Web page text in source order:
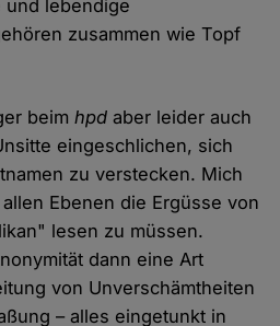
und lebendige
zusammen wie Topf
beimhpd aber leider auch
eingeschlichen, sich
zu verstecken. Mich
Ebenen die Ergüsse von
lesen zu müssen.
dann eine Art
von Unverschämtheiten
– alles eingetunkt in